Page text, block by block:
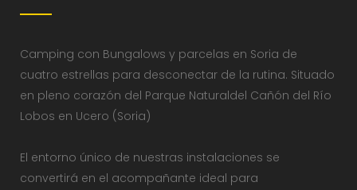
Camping con Bungalows y parcelas en Soria de
cuatro estrellas para desconectar de la rutina. Situado
en pleno corazón del Parque Naturaldel Cañón del Río
Lobos en Ucero (Soria)
El entorno único de nuestras instalaciones se
convertirá en el acompañante ideal para